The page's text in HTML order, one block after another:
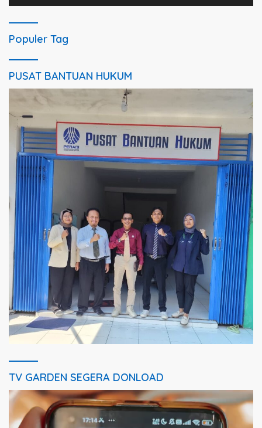
Populer Tag
PUSAT BANTUAN HUKUM
TV GARDEN SEGERA DONLOAD
Pemutar
Video